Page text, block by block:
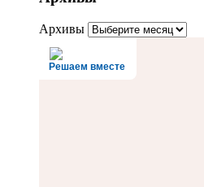
Архивы
Решаем вместе